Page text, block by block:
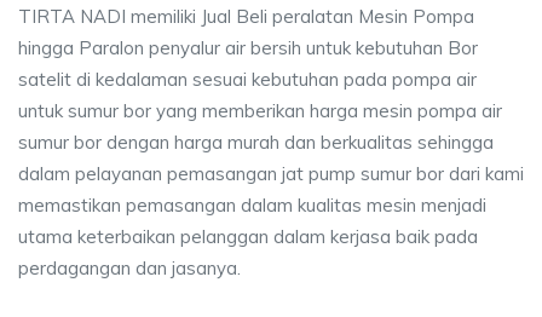
TIRTA NADI memiliki Jual Beli peralatan Mesin Pompa
hingga Paralon penyalur air bersih untuk kebutuhan Bor
satelit di kedalaman sesuai kebutuhan pada pompa air
untuk sumur bor yang memberikan harga mesin pompa air
sumur bor dengan harga murah dan berkualitas sehingga
dalam pelayanan pemasangan jat pump sumur bor dari kami
memastikan pemasangan dalam kualitas mesin menjadi
utama keterbaikan pelanggan dalam kerjasa baik pada
perdagangan dan jasanya.